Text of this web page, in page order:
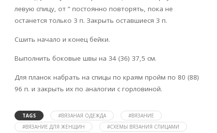
левую спицу, от ” постоянно повторять, пока не
останется только 3 п. Закрыть оставшиеся 3 п.
Сшить начало и конец бейки.
Выполнить боковые швы на 34 (36) 37,5 см.
Для планок набрать на спицы по краям пройм по 80 (88)
96 п. и закрыть их по аналогии с горловиной.
TAGS #ВЯЗАНАЯ ОДЕЖДА
#ВЯЗАНИЕ
#ВЯЗАНИЕ ДЛЯ ЖЕНЩИН
#СХЕМЫ ВЯЗАНИЯ СПИЦАМИ